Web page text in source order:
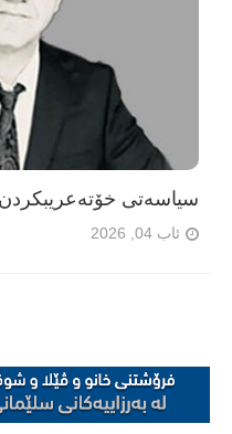
سیاسەتی
ئاب 04, 2026